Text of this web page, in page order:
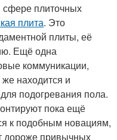
сфере плиточных
плита. Это
плиты, её
Ещё одна
коммуникации,
находится и
подогревания пола.
пока ещё
к подобным новациям,
дороже привычных